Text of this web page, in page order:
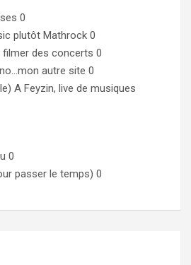
0
plutôt Mathrock 0
des concerts 0
autre site 0
A Feyzin, live de musiques
0
passer le temps) 0